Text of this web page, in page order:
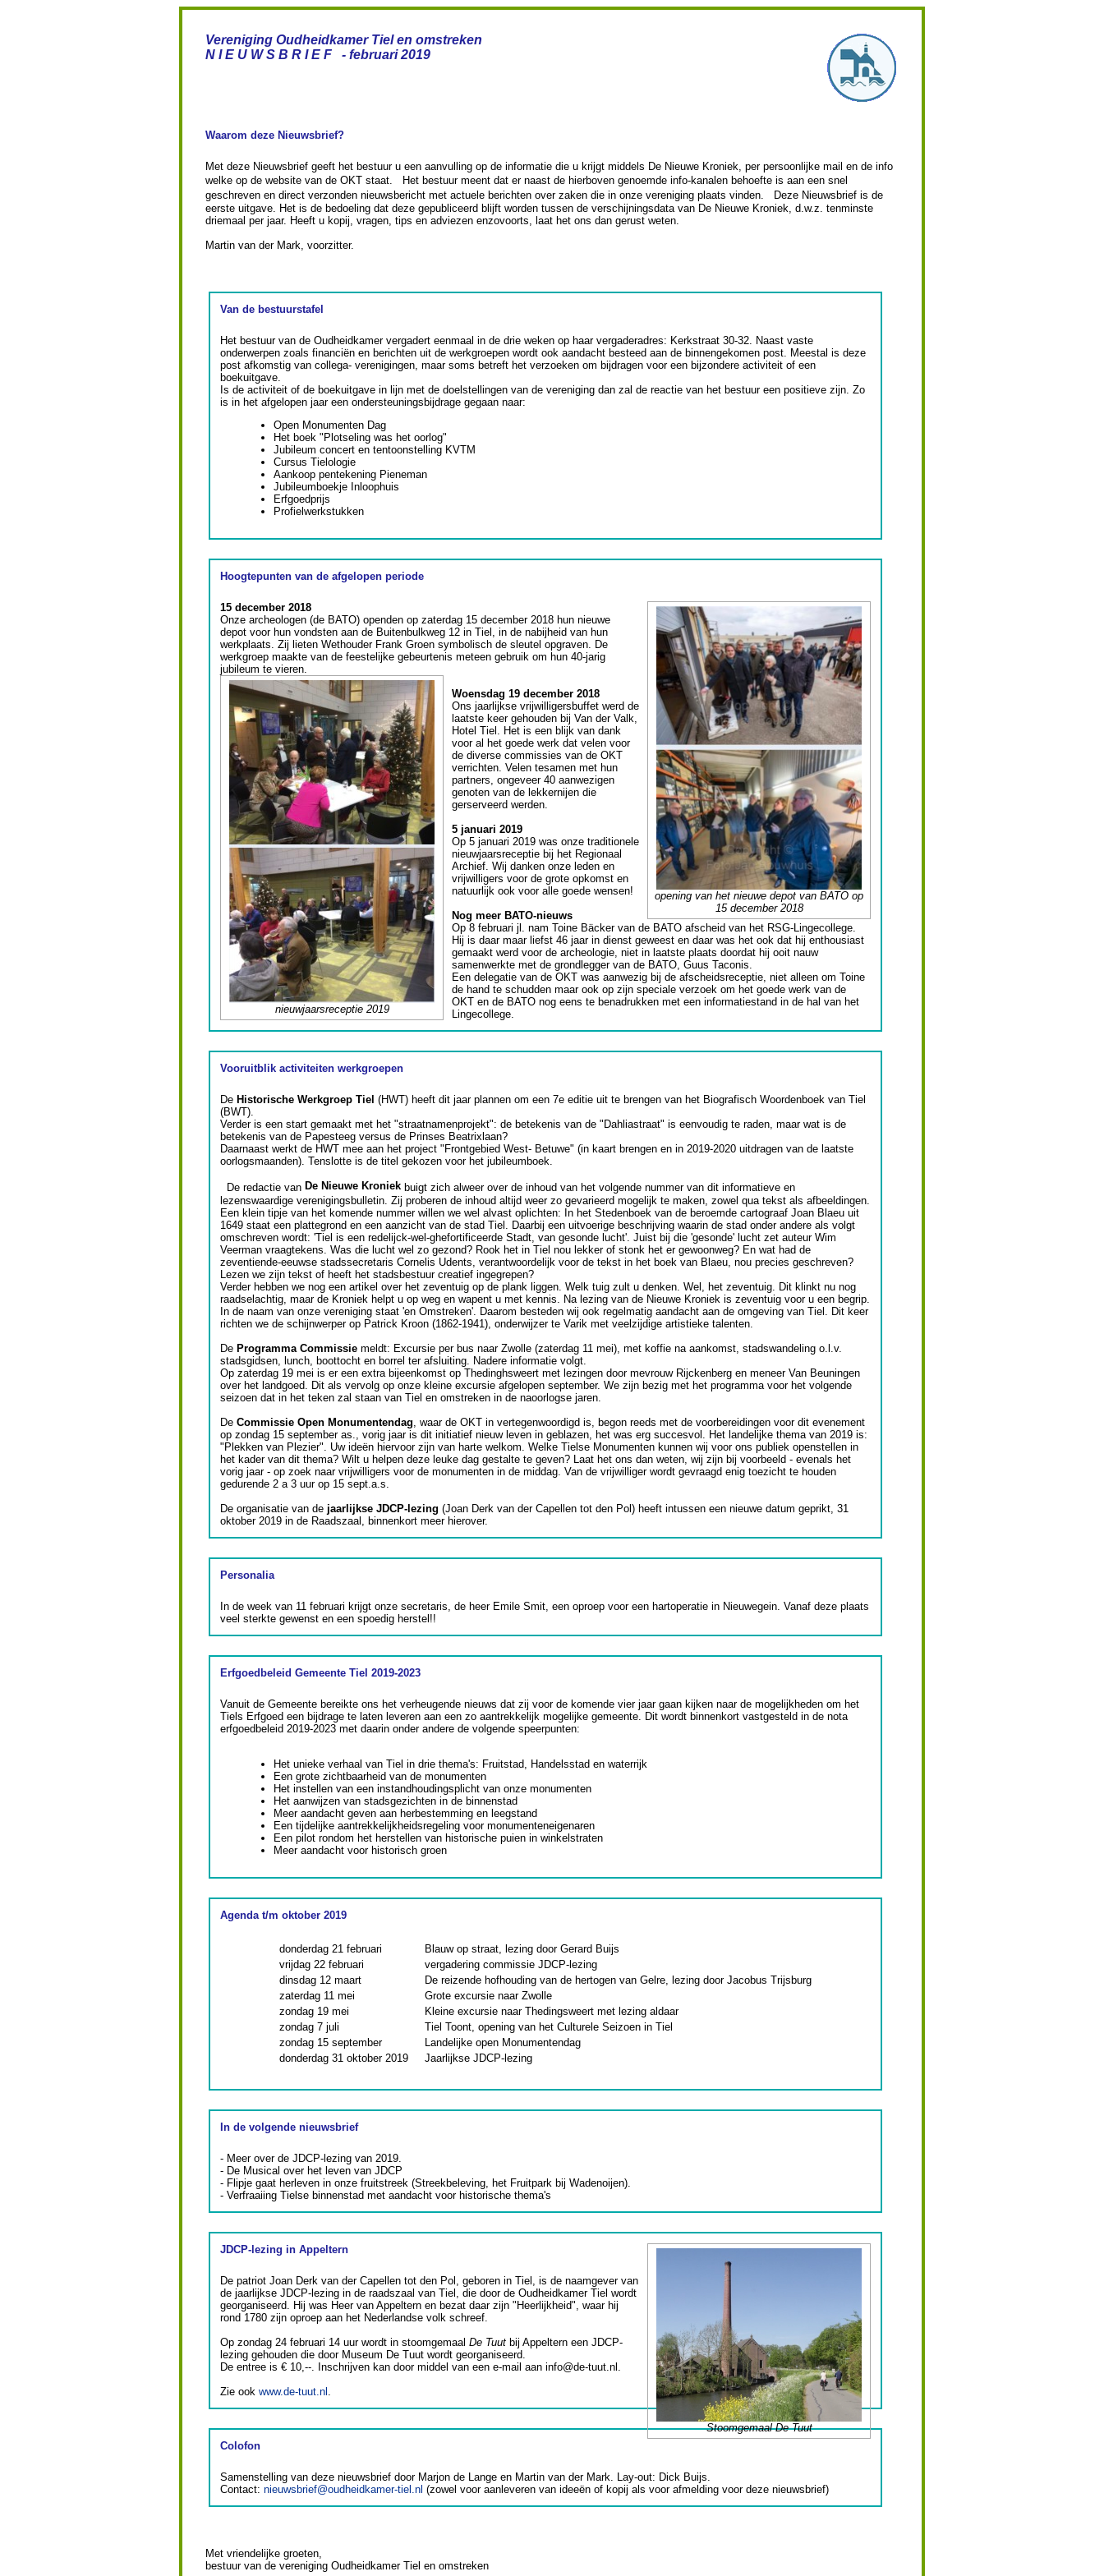
Vereniging Oudheidkamer Tiel en omstreken
N I E U W S B R I E F - februari 2019
Waarom deze Nieuwsbrief?
Met deze Nieuwsbrief geeft het bestuur u een aanvulling op de informatie die u krijgt middels De Nieuwe Kroniek, per persoonlijke mail en de info
welke op de website van de OKT staat. Het bestuur meent dat er naast de hierboven genoemde info-kanalen behoefte is aan een snel
geschreven en direct verzonden nieuwsbericht met actuele berichten over zaken die in onze vereniging plaats vinden. Deze Nieuwsbrief is de
eerste uitgave. Het is de bedoeling dat deze gepubliceerd blijft worden tussen de verschijningsdata van De Nieuwe Kroniek, d.w.z. tenminste
driemaal per jaar. Heeft u kopij, vragen, tips en adviezen enzovoorts, laat het ons dan gerust weten.
Martin van der Mark, voorzitter.
Van de bestuurstafel
Het bestuur van de Oudheidkamer vergadert eenmaal in de drie weken op haar vergaderadres: Kerkstraat 30-32. Naast vaste
onderwerpen zoals financiën en berichten uit de werkgroepen wordt ook aandacht besteed aan de binnengekomen post. Meestal is deze
post afkomstig van collega- verenigingen, maar soms betreft het verzoeken om bijdragen voor een bijzondere activiteit of een
boekuitgave.
Is de activiteit of de boekuitgave in lijn met de doelstellingen van de vereniging dan zal de reactie van het bestuur een positieve zijn. Zo
is in het afgelopen jaar een ondersteuningsbijdrage gegaan naar:
Open Monumenten Dag
Het boek "Plotseling was het oorlog"
Jubileum concert en tentoonstelling KVTM
Cursus Tielologie
Aankoop pentekening Pieneman
Jubileumboekje Inloophuis
Erfgoedprijs
Profielwerkstukken
Hoogtepunten van de afgelopen periode
opening van het nieuwe depot van BATO op
15 december 2018
15 december 2018
Onze archeologen (de BATO) openden op zaterdag 15 december 2018 hun nieuwe
depot voor hun vondsten aan de Buitenbulkweg 12 in Tiel, in de nabijheid van hun
werkplaats. Zij lieten Wethouder Frank Groen symbolisch de sleutel opgraven. De
werkgroep maakte van de feestelijke gebeurtenis meteen gebruik om hun 40-jarig
jubileum te vieren.
nieuwjaarsreceptie 2019
Woensdag 19 december 2018
Ons jaarlijkse vrijwilligersbuffet werd de
laatste keer gehouden bij Van der Valk,
Hotel Tiel. Het is een blijk van dank
voor al het goede werk dat velen voor
de diverse commissies van de OKT
verrichten. Velen tesamen met hun
partners, ongeveer 40 aanwezigen
genoten van de lekkernijen die
gerserveerd werden.
5 januari 2019
Op 5 januari 2019 was onze traditionele
nieuwjaarsreceptie bij het Regionaal
Archief. Wij danken onze leden en
vrijwilligers voor de grote opkomst en
natuurlijk ook voor alle goede wensen!
Nog meer BATO-nieuws
Op 8 februari jl. nam Toine Bäcker van de BATO afscheid van het RSG-Lingecollege.
Hij is daar maar liefst 46 jaar in dienst geweest en daar was het ook dat hij enthousiast
gemaakt werd voor de archeologie, niet in laatste plaats doordat hij ooit nauw
samenwerkte met de grondlegger van de BATO, Guus Taconis.
Een delegatie van de OKT was aanwezig bij de afscheidsreceptie, niet alleen om Toine
de hand te schudden maar ook op zijn speciale verzoek om het goede werk van de
OKT en de BATO nog eens te benadrukken met een informatiestand in de hal van het
Lingecollege.
Vooruitblik activiteiten werkgroepen
De Historische Werkgroep Tiel (HWT) heeft dit jaar plannen om een 7e editie uit te brengen van het Biografisch Woordenboek van Tiel
(BWT).
Verder is een start gemaakt met het "straatnamenprojekt": de betekenis van de "Dahliastraat" is eenvoudig te raden, maar wat is de
betekenis van de Papesteeg versus de Prinses Beatrixlaan?
Daarnaast werkt de HWT mee aan het project "Frontgebied West- Betuwe" (in kaart brengen en in 2019-2020 uitdragen van de laatste
oorlogsmaanden). Tenslotte is de titel gekozen voor het jubileumboek.
De redactie van De Nieuwe Kroniek buigt zich alweer over de inhoud van het volgende nummer van dit informatieve en
lezenswaardige verenigingsbulletin. Zij proberen de inhoud altijd weer zo gevarieerd mogelijk te maken, zowel qua tekst als afbeeldingen.
Een klein tipje van het komende nummer willen we wel alvast oplichten: In het Stedenboek van de beroemde cartograaf Joan Blaeu uit
1649 staat een plattegrond en een aanzicht van de stad Tiel. Daarbij een uitvoerige beschrijving waarin de stad onder andere als volgt
omschreven wordt: 'Tiel is een redelijck-wel-ghefortificeerde Stadt, van gesonde lucht'. Juist bij die 'gesonde' lucht zet auteur Wim
Veerman vraagtekens. Was die lucht wel zo gezond? Rook het in Tiel nou lekker of stonk het er gewoonweg? En wat had de
zeventiende-eeuwse stadssecretaris Cornelis Udents, verantwoordelijk voor de tekst in het boek van Blaeu, nou precies geschreven?
Lezen we zijn tekst of heeft het stadsbestuur creatief ingegrepen?
Verder hebben we nog een artikel over het zeventuig op de plank liggen. Welk tuig zult u denken. Wel, het zeventuig. Dit klinkt nu nog
raadselachtig, maar de Kroniek helpt u op weg en wapent u met kennis. Na lezing van de Nieuwe Kroniek is zeventuig voor u een begrip.
In de naam van onze vereniging staat 'en Omstreken'. Daarom besteden wij ook regelmatig aandacht aan de omgeving van Tiel. Dit keer
richten we de schijnwerper op Patrick Kroon (1862-1941), onderwijzer te Varik met veelzijdige artistieke talenten.
De Programma Commissie meldt: Excursie per bus naar Zwolle (zaterdag 11 mei), met koffie na aankomst, stadswandeling o.l.v.
stadsgidsen, lunch, boottocht en borrel ter afsluiting. Nadere informatie volgt.
Op zaterdag 19 mei is er een extra bijeenkomst op Thedinghsweert met lezingen door mevrouw Rijckenberg en meneer Van Beuningen
over het landgoed. Dit als vervolg op onze kleine excursie afgelopen september. We zijn bezig met het programma voor het volgende
seizoen dat in het teken zal staan van Tiel en omstreken in de naoorlogse jaren.
De Commissie Open Monumentendag, waar de OKT in vertegenwoordigd is, begon reeds met de voorbereidingen voor dit evenement
op zondag 15 september as., vorig jaar is dit initiatief nieuw leven in geblazen, het was erg succesvol. Het landelijke thema van 2019 is:
"Plekken van Plezier". Uw ideën hiervoor zijn van harte welkom. Welke Tielse Monumenten kunnen wij voor ons publiek openstellen in
het kader van dit thema? Wilt u helpen deze leuke dag gestalte te geven? Laat het ons dan weten, wij zijn bij voorbeeld - evenals het
vorig jaar - op zoek naar vrijwilligers voor de monumenten in de middag. Van de vrijwilliger wordt gevraagd enig toezicht te houden
gedurende 2 a 3 uur op 15 sept.a.s.
De organisatie van de jaarlijkse JDCP-lezing (Joan Derk van der Capellen tot den Pol) heeft intussen een nieuwe datum geprikt, 31
oktober 2019 in de Raadszaal, binnenkort meer hierover.
Personalia
In de week van 11 februari krijgt onze secretaris, de heer Emile Smit, een oproep voor een hartoperatie in Nieuwegein. Vanaf deze plaats
veel sterkte gewenst en een spoedig herstel!!
Erfgoedbeleid Gemeente Tiel 2019-2023
Vanuit de Gemeente bereikte ons het verheugende nieuws dat zij voor de komende vier jaar gaan kijken naar de mogelijkheden om het
Tiels Erfgoed een bijdrage te laten leveren aan een zo aantrekkelijk mogelijke gemeente. Dit wordt binnenkort vastgesteld in de nota
erfgoedbeleid 2019-2023 met daarin onder andere de volgende speerpunten:
Het unieke verhaal van Tiel in drie thema's: Fruitstad, Handelsstad en waterrijk
Een grote zichtbaarheid van de monumenten
Het instellen van een instandhoudingsplicht van onze monumenten
Het aanwijzen van stadsgezichten in de binnenstad
Meer aandacht geven aan herbestemming en leegstand
Een tijdelijke aantrekkelijkheidsregeling voor monumenteneigenaren
Een pilot rondom het herstellen van historische puien in winkelstraten
Meer aandacht voor historisch groen
Agenda t/m oktober 2019
donderdag 21 februari
Blauw op straat, lezing door Gerard Buijs
vrijdag 22 februari
vergadering commissie JDCP-lezing
dinsdag 12 maart
De reizende hofhouding van de hertogen van Gelre, lezing door Jacobus Trijsburg
zaterdag 11 mei
Grote excursie naar Zwolle
zondag 19 mei
Kleine excursie naar Thedingsweert met lezing aldaar
zondag 7 juli
Tiel Toont, opening van het Culturele Seizoen in Tiel
zondag 15 september
Landelijke open Monumentendag
donderdag 31 oktober 2019
Jaarlijkse JDCP-lezing
In de volgende nieuwsbrief
- Meer over de JDCP-lezing van 2019.
- De Musical over het leven van JDCP
- Flipje gaat herleven in onze fruitstreek (Streekbeleving, het Fruitpark bij Wadenoijen).
- Verfraaiing Tielse binnenstad met aandacht voor historische thema's
Stoomgemaal De Tuut
JDCP-lezing in Appeltern
De patriot Joan Derk van der Capellen tot den Pol, geboren in Tiel, is de naamgever van
de jaarlijkse JDCP-lezing in de raadszaal van Tiel, die door de Oudheidkamer Tiel wordt
georganiseerd. Hij was Heer van Appeltern en bezat daar zijn "Heerlijkheid", waar hij
rond 1780 zijn oproep aan het Nederlandse volk schreef.
Op zondag 24 februari 14 uur wordt in stoomgemaal De Tuut bij Appeltern een JDCP-
lezing gehouden die door Museum De Tuut wordt georganiseerd.
De entree is € 10,--. Inschrijven kan door middel van een e-mail aan info@de-tuut.nl.
Zie ook www.de-tuut.nl .
Colofon
Samenstelling van deze nieuwsbrief door Marjon de Lange en Martin van der Mark. Lay-out: Dick Buijs.
Contact: nieuwsbrief@oudheidkamer-tiel.nl (zowel voor aanleveren van ideeën of kopij als voor afmelding voor deze nieuwsbrief)
Met vriendelijke groeten,
bestuur van de vereniging Oudheidkamer Tiel en omstreken